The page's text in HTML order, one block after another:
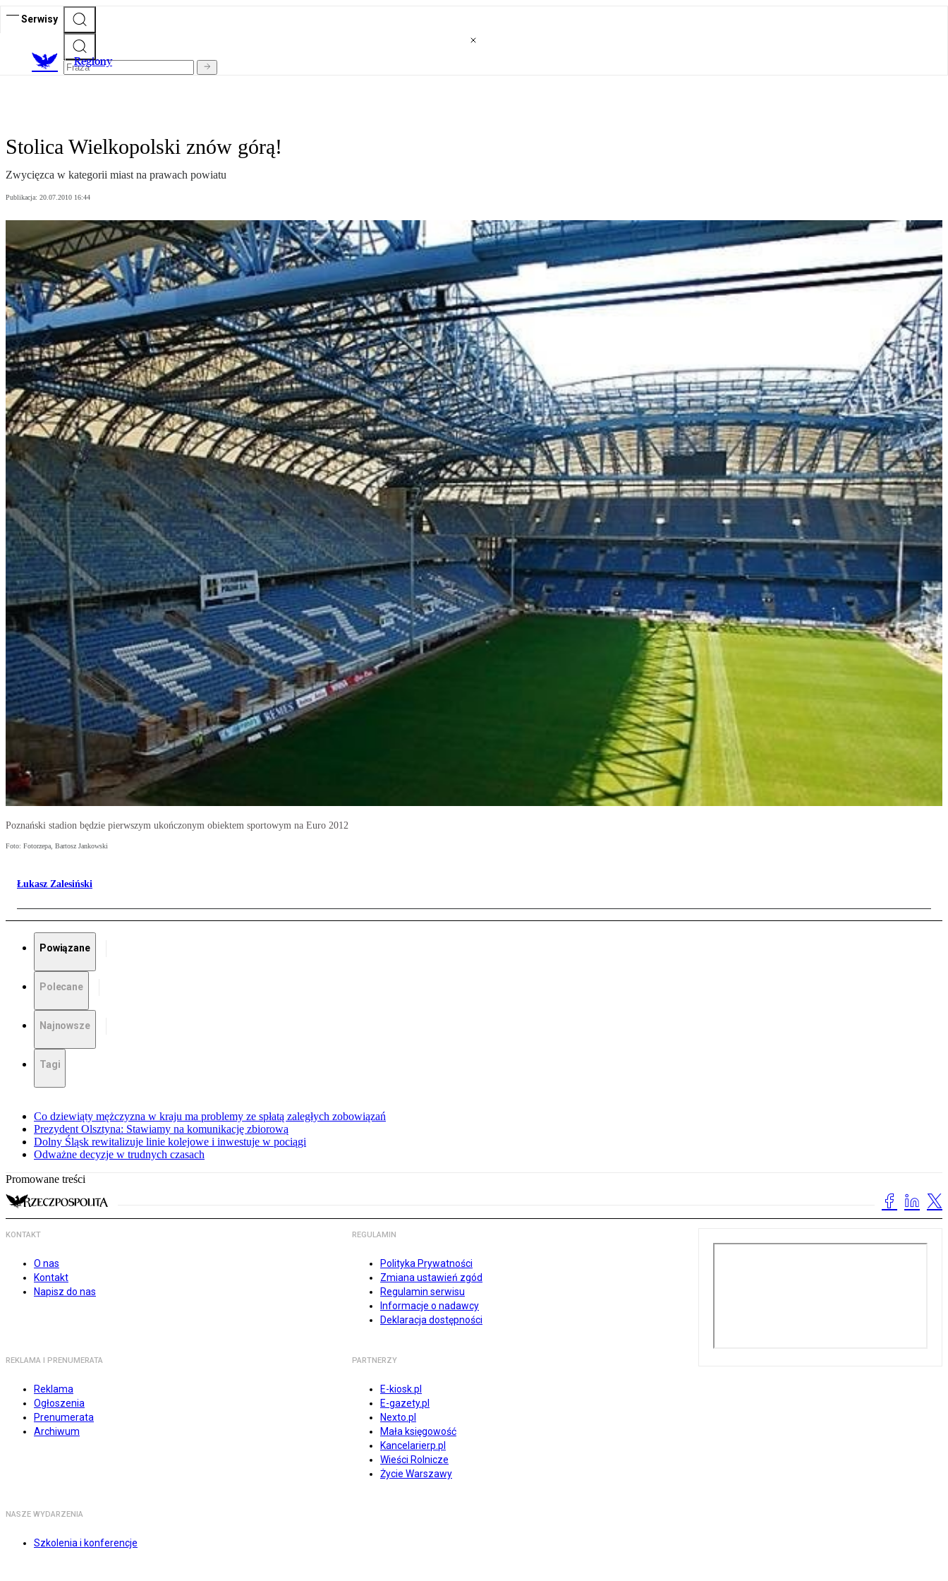
Serwisy
Regiony
Stolica Wielkopolski znów górą!
Zwycięzca w kategorii miast na prawach powiatu
Publikacja: 20.07.2010 16:44
Poznański stadion będzie pierwszym ukończonym obiektem sportowym na Euro 2012
Foto: Fotorzepa, Bartosz Jankowski
Łukasz Zalesiński
Powiązane
Polecane
Najnowsze
Tagi
Co dziewiąty mężczyzna w kraju ma problemy ze spłatą zaległych zobowiązań
Prezydent Olsztyna: Stawiamy na komunikację zbiorową
Dolny Śląsk rewitalizuje linie kolejowe i inwestuje w pociągi
Odważne decyzje w trudnych czasach
Promowane treści
KONTAKT
O nas
Kontakt
Napisz do nas
REGULAMIN
Polityka Prywatności
Zmiana ustawień zgód
Regulamin serwisu
Informacje o nadawcy
Deklaracja dostępności
REKLAMA I PRENUMERATA
Reklama
Ogłoszenia
Prenumerata
Archiwum
PARTNERZY
E-kiosk.pl
E-gazety.pl
Nexto.pl
Mała księgowość
Kancelarierp.pl
Wieści Rolnicze
Życie Warszawy
NASZE WYDARZENIA
Szkolenia i konferencje